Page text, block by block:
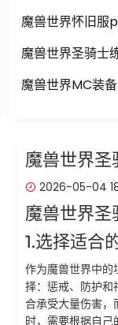
魔兽世界怀旧服
魔兽世界圣骑士
魔兽世界MC装
魔兽世界圣
2026-05-04
魔兽世界圣
1.选择适合
作为魔兽世界中的
择：惩戒、防护和
合承受大量伤害，
时，需要根据自己